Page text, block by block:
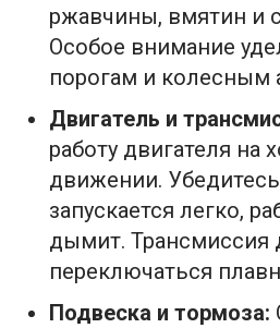
ржавчины, вмятин и
Особое внимание
порогам и колесным
Двигатель и
работу двигателя на
движении.
запускается легко,
дымит. Трансмиссия
переключаться
Подвеска и тормоза: